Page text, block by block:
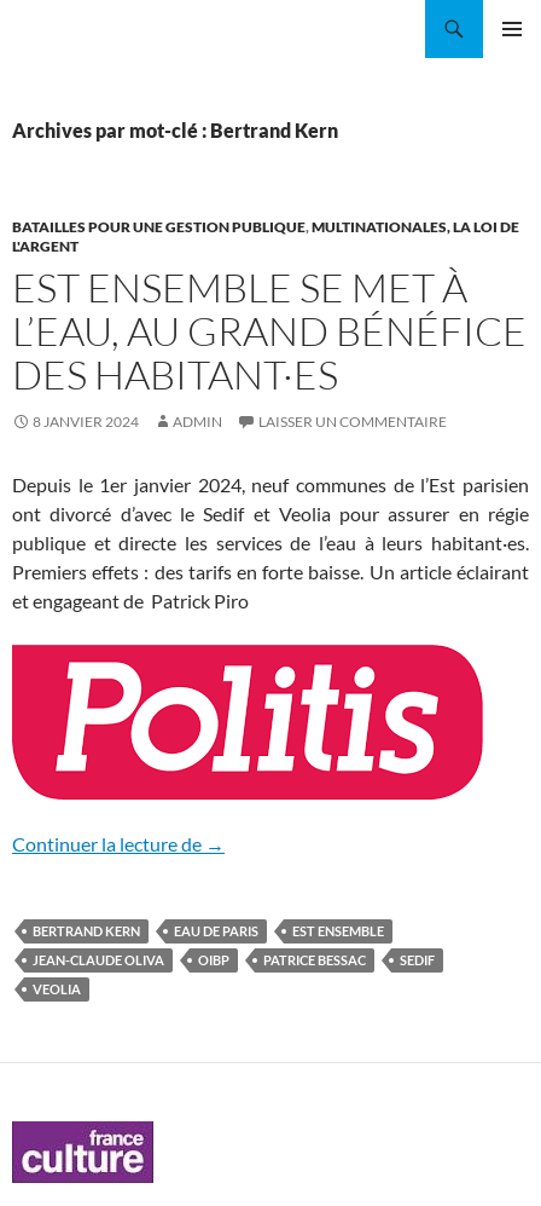
Archives par mot-clé : Bertrand Kern
BATAILLES POUR UNE GESTION PUBLIQUE,MULTINATIONALES, LA LOI DE
L'ARGENT
EST ENSEMBLE SE MET À
L’EAU, AU GRAND BÉNÉFICE
DES HABITANT·ES
8 JANVIER 2024 ADMIN LAISSER UN COMMENTAIRE
Depuis le 1er janvier 2024, neuf communes de l’Est parisien
ont divorcé d’avec le Sedif et Veolia pour assurer en régie
publique et directe les services de l’eau à leurs habitant·es.
Premiers effets : des tarifs en forte baisse. Un article éclairant
et engageant de Patrick Piro
Continuer la lecture de Est Ensemble se met à l’eau, au grand
→
BERTRAND KERN EAU DE PARIS
EST ENSEMBLE
JEAN-CLAUDE OLIVA
OIBP PATRICE BESSAC
SEDIF
VEOLIA